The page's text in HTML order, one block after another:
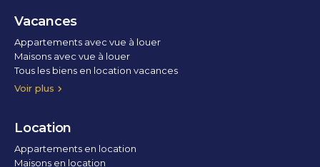
Vacances
Voir plus
Appartements avec vue à louer
Maisons avec vue à louer
Tous les biens en location vacances
Location
Appartements en location
Maisons en location